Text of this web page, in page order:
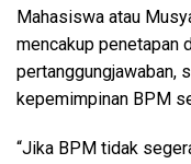
Mahasiswa atau
mencakup penetapan
pertanggungjawaban,
kepemimpinan BPM
“Jika BPM tidak